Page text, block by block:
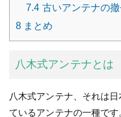
7.4 古いアンテナの
8 まとめ
八木式アンテナとは
八木式アンテナ、それは
ているアンテナの一種です